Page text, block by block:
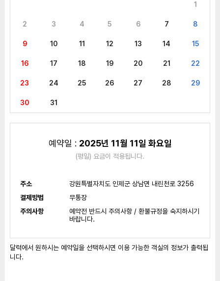
1
2 3 4 5 6 7 8
9 10 11 12 13 14 15
16 17 18 19 20 21 22
23 24 25 26 27 28 29
30 31
예약일 : 2025년 11월 11일 화요일
(평일) 요금이 적용됩니다.
주소
강원특별자치도 인제군 상남면 내린천로 3256
결제방법
무통장
주의사항
예약전 반드시 주의사항 / 환불규정을 숙지하시기
바랍니다.
달력에서 원하시는 예약일을 선택하시면 이용 가능한 객실의 정보가 출력됩
니다.